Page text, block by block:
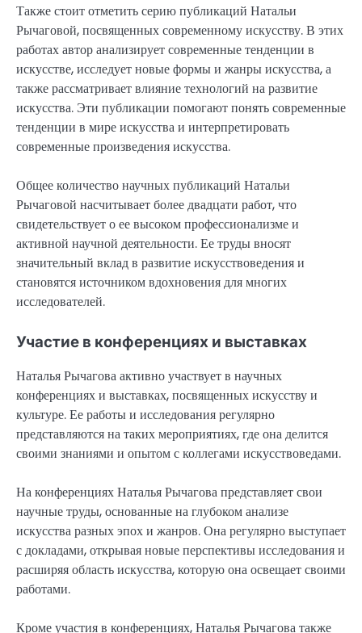
Также стоит отметить серию публикаций Натальи
Рычаговой, посвященных современному искусству. В этих
работах автор анализирует современные тенденции в
искусстве, исследует новые формы и жанры искусства, а
также рассматривает влияние технологий на развитие
искусства. Эти публикации помогают понять современные
тенденции в мире искусства и интерпретировать
современные произведения искусства.
Общее количество научных публикаций Натальи
Рычаговой насчитывает более двадцати работ, что
свидетельствует о ее высоком профессионализме и
активной научной деятельности. Ее труды вносят
значительный вклад в развитие искусствоведения и
становятся источником вдохновения для многих
исследователей.
Участие в конференциях и выставках
Наталья Рычагова активно участвует в научных
конференциях и выставках, посвященных искусству и
культуре. Ее работы и исследования регулярно
представляются на таких мероприятиях, где она делится
своими знаниями и опытом с коллегами искусствоведами.
На конференциях Наталья Рычагова представляет свои
научные труды, основанные на глубоком анализе
искусства разных эпох и жанров. Она регулярно выступает
с докладами, открывая новые перспективы исследования и
расширяя область искусства, которую она освещает своими
работами.
Кроме участия в конференциях, Наталья Рычагова также